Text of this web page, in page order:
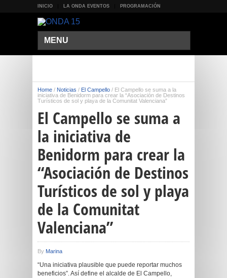
INICIO LA ONDA EVENTOS PROGRAMACIÓN
MENU
Home / Noticias / El Campello / El Campello se suma a la
iniciativa de Benidorm para crear la “Asociación de Destinos
Turísticos de sol y playa de la Comunitat Valenciana”
El Campello se suma a
la iniciativa de
Benidorm para crear la
“Asociación de Destinos
Turísticos de sol y playa
de la Comunitat
Valenciana”
By Marina
“Una iniciativa plausible que puede reportar muchos
beneficios”. Así define el alcalde de El Campello,